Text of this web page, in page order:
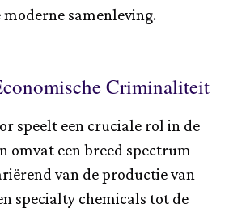
samenleving.
Criminaliteit
speelt een cruciale rol in de
omvat een breed spectrum
van de productie van
specialty chemicals tot de